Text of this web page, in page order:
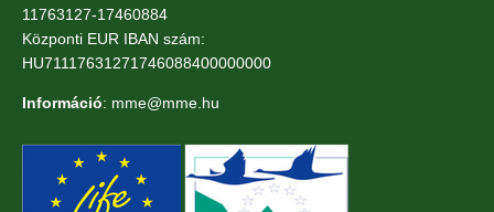
11763127-17460884
Központi EUR IBAN szám:
HU71117631271746088400000000
Információ: mme@mme.hu